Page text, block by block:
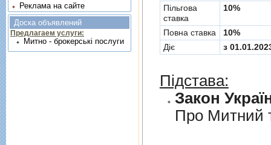
Пільгова
ставка
10%
Повна ставка
10%
Діє
з
Підстава:
Закон
Про Митний
Реклама на сайте
Доска объявлений
Предлагаем услуги:
Митно - брокерські послуги